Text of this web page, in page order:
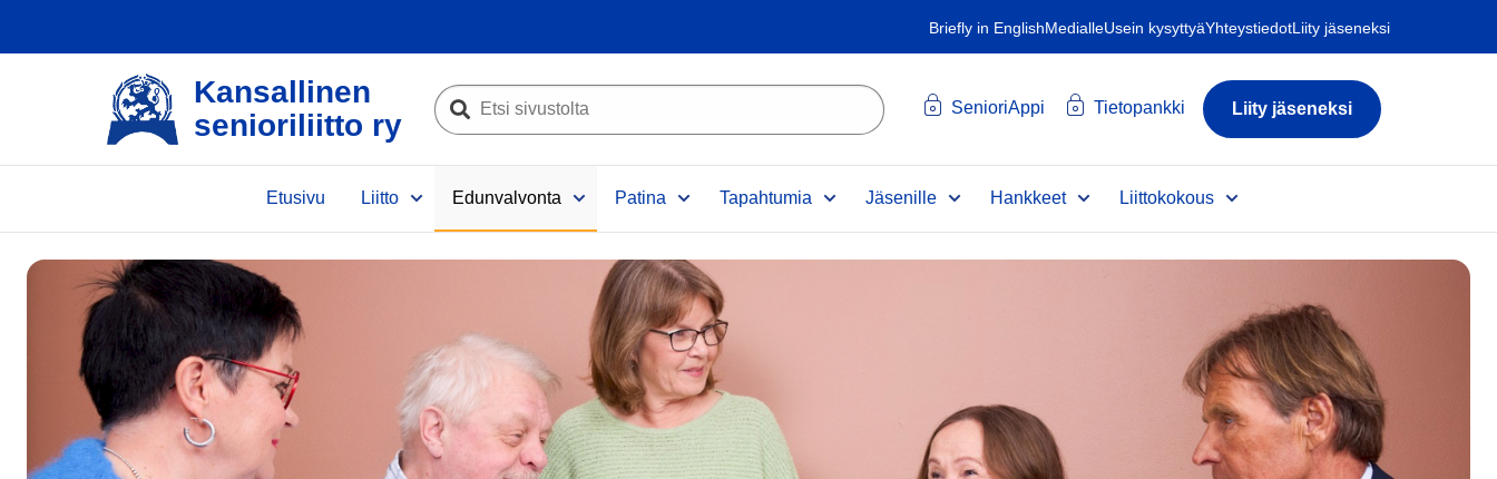
Briefly in EnglishMedialleUsein kysyttyäYhteystiedotLiity jäseneksi
Kansallinen
senioriliitto ry
Etsi
sivustolta
SenioriAppi Tietopankki Liity jäseneksi
Etusivu Liitto Edunvalvonta Patina Tapahtumia Jäsenille Hankkeet Liittokokous